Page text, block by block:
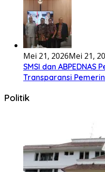
Mei 21, 2026Mei 21,
SMSI dan
Transparansi
Politik